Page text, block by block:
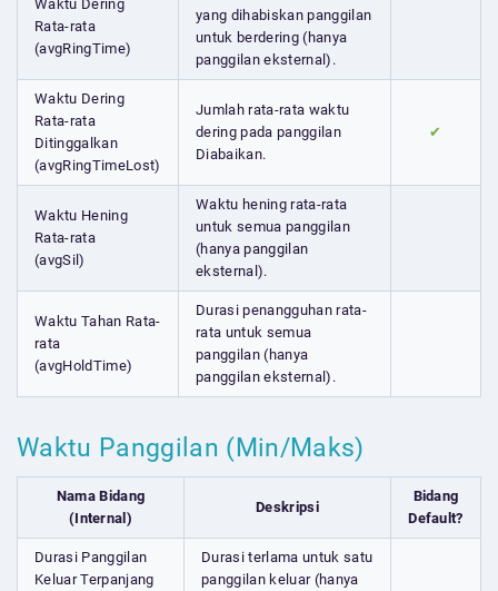
Waktu Dering
Rata-rata
(avgRingTime)
yang dihabiskan panggilan
untuk berdering (hanya
panggilan eksternal).
Waktu Dering
Rata-rata
Ditinggalkan
(avgRingTimeLost)
Jumlah rata-rata waktu
dering pada panggilan
Diabaikan.
✔
Waktu Hening
Rata-rata
(avgSil)
Waktu hening rata-rata
untuk semua panggilan
(hanya panggilan
eksternal).
Waktu Tahan Rata-
rata
(avgHoldTime)
Durasi penangguhan rata-
rata untuk semua
panggilan (hanya
panggilan eksternal).
Waktu Panggilan (Min/Maks)
Nama Bidang
(Internal)
Deskripsi
Bidang
Default?
Durasi Panggilan
Keluar Terpanjang
Durasi terlama untuk satu
panggilan keluar (hanya